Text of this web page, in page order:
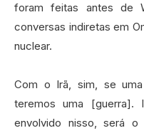
foram feitas antes de
conversas indiretas em
nuclear.
Com o Irã, sim, se
teremos uma [guerra].
envolvido nisso, será o